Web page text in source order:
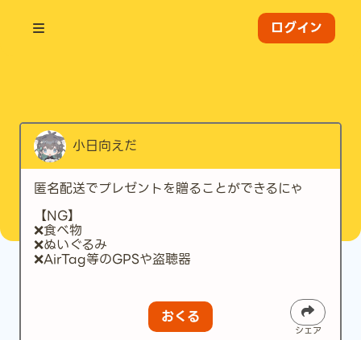
ログイン
小日向えだ
匿名配送でプレゼントを贈ることができるにゃ
【NG】
❌食べ物
❌ぬいぐるみ
❌AirTag等のGPSや盗聴器
おくる
シェア